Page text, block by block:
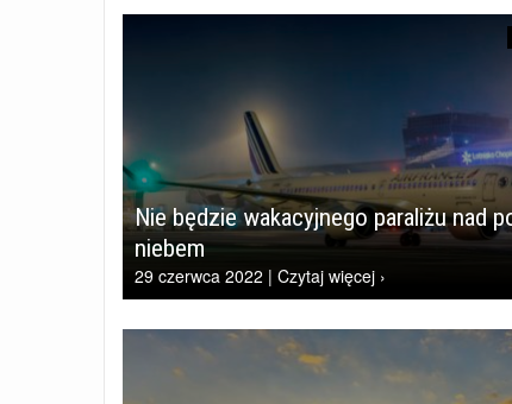
Nie będzie wakacyjnego paraliżu nad
niebem
29 czerwca 2022 | Czytaj więcej ›